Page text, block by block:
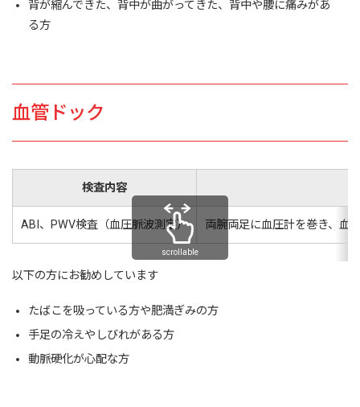
背が縮んできた、背中が曲がってきた、背中や腰に痛みがあ
る方
血管ドック
検査内容
ABI、PWV検査（血圧脈波測定） 両腕両足に血圧計を巻き、血
scrollable
以下の方にお勧めしています
たばこを吸っている方や肥満ぎみの方
手足の冷えやしびれがある方
動脈硬化が心配な方